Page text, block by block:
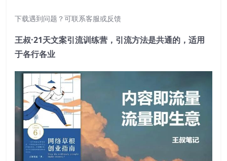
下载遇到问题？可联系客服或反馈
王叔·21天文案引流训练营，引流方法是共通的，适用
于各行各业